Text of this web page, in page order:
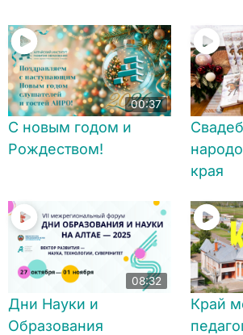
00:37
С новым годом и
Рождеством!
края
08:32
Дни Науки и
Образования
Край